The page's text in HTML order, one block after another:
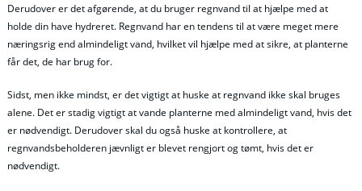
Derudover er det afgørende, at du bruger regnvand til at hjælpe med at
holde din have hydreret. Regnvand har en tendens til at være meget mere
næringsrig end almindeligt vand, hvilket vil hjælpe med at sikre, at planterne
får det, de har brug for.
Sidst, men ikke mindst, er det vigtigt at huske at regnvand ikke skal bruges
alene. Det er stadig vigtigt at vande planterne med almindeligt vand, hvis det
er nødvendigt. Derudover skal du også huske at kontrollere, at
regnvandsbeholderen jævnligt er blevet rengjort og tømt, hvis det er
nødvendigt.